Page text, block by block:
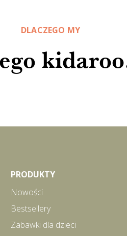
DLACZEGO MY
PRODUKTY
Nowości
Bestsellery
Zabawki dla dzieci